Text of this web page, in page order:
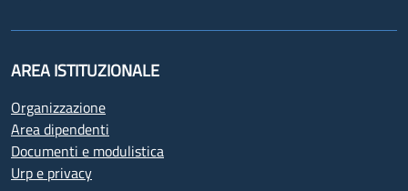
AREA ISTITUZIONALE
Organizzazione
Area dipendenti
Documenti e modulistica
Urp e privacy